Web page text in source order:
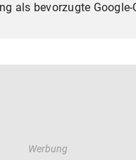
als bevorzugte Google-